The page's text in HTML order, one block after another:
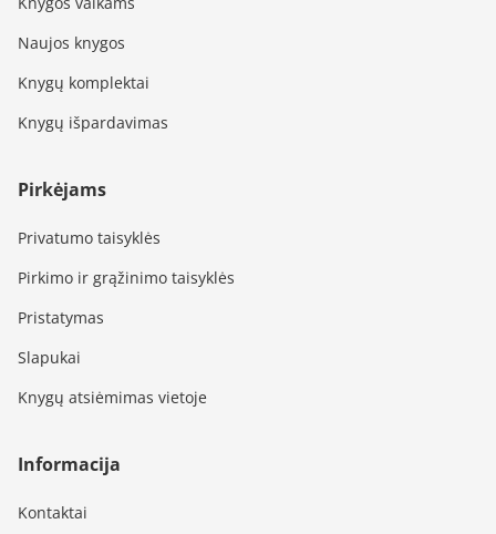
Naujos knygos
Knygų komplektai
Knygų išpardavimas
Pirkėjams
Privatumo taisyklės
Pirkimo ir grąžinimo taisyklės
Pristatymas
Slapukai
Knygų atsiėmimas vietoje
Informacija
Kontaktai